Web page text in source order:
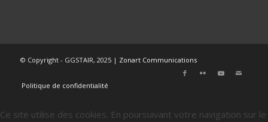
© Copyright - GGSTAIR, 2025 | Zonart Communications
Politique de confidentialité
Ce site utilise des cookies. En poursuivant votre navigation sur le